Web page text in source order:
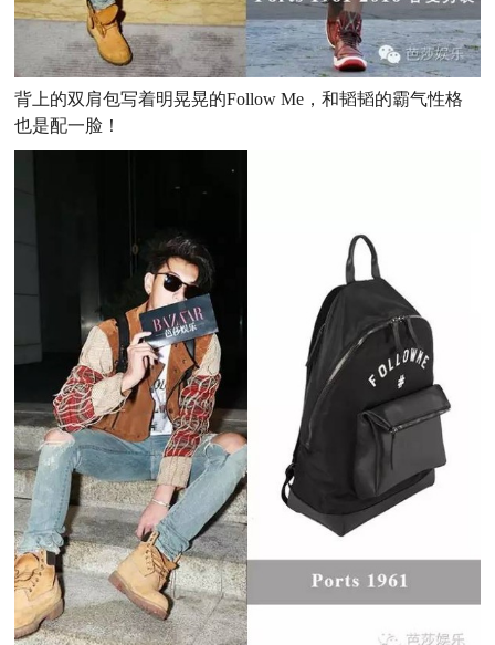
背上的双肩包写着明晃晃的Follow Me，和韬韬的霸气性格
也是配一脸！